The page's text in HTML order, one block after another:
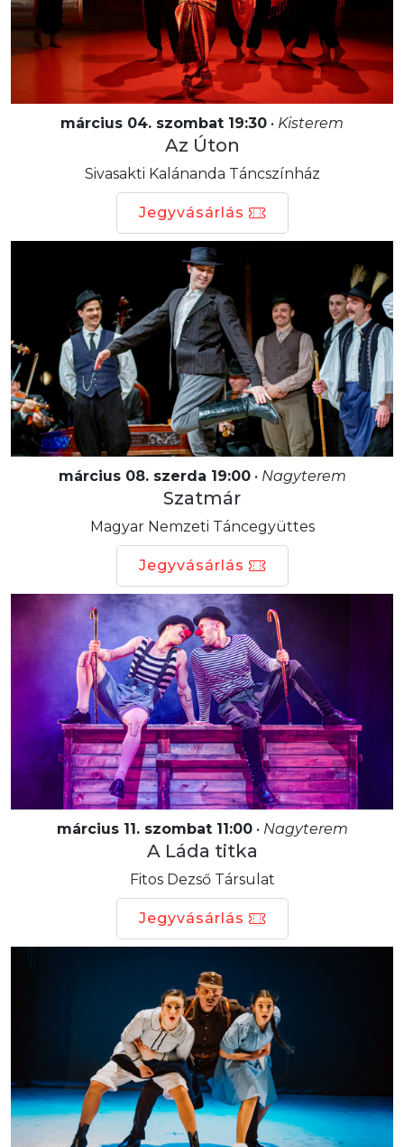
március 04. szombat 19:30 • Kisterem
Az Úton
Sivasakti Kalánanda Táncszínház
Jegyvásárlás
március 08. szerda 19:00• Nagyterem
Szatmár
Magyar Nemzeti Táncegyüttes
Jegyvásárlás
március 11. szombat 11:00• Nagyterem
A Láda titka
Fitos Dezső Társulat
Jegyvásárlás